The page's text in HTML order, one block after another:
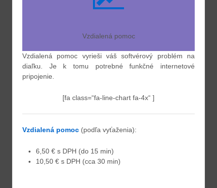
Vzdialená pomoc
Vzdialená pomoc vyrieši váš softvérový problém na
diaľku. Je k tomu potrebné funkčné internetové
pripojenie.
[fa class=“fa-line-chart fa-4x“ ]
Vzdialená pomoc (podľa vyťaženia):
6,50 € s DPH (do 15 min)
10,50 € s DPH (cca 30 min)